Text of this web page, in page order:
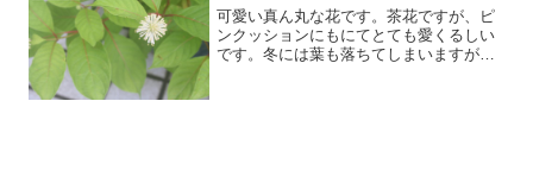
可愛い真ん丸な花です。茶花ですが、ピ
ンクッションにもにてとても愛くるしい
です。冬には葉も落ちてしまいますが、